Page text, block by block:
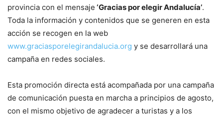
provincia con el mensaje ‘Gracias por elegir Andalucía’.
Toda la información y contenidos que se generen en esta
acción se recogen en la web
www.graciasporelegirandalucia.org y se desarrollará una
campaña en redes sociales.
Esta promoción directa está acompañada por una campaña
de comunicación puesta en marcha a principios de agosto,
con el mismo objetivo de agradecer a turistas y a los